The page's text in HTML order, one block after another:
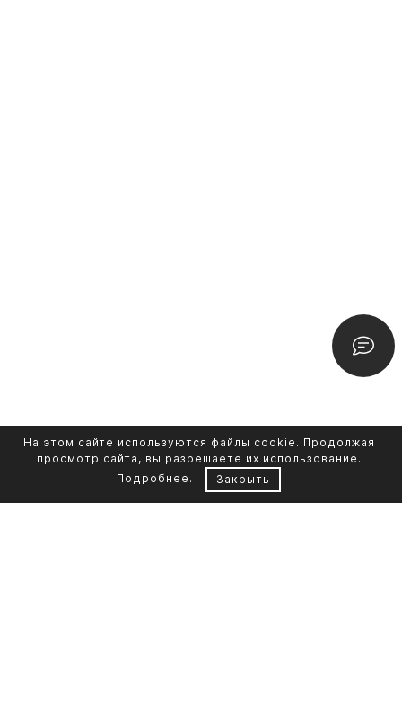
На этом сайте используются файлы cookie. Продолжая
просмотр сайта, вы разрешаете их использование.
Подробнее . Закрыть